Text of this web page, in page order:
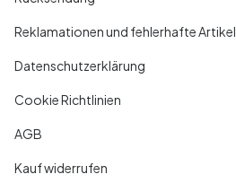
Reklamationen und fehlerhafte Artikel
Datenschutzerklärung
Cookie Richtlinien
AGB
Kauf widerrufen